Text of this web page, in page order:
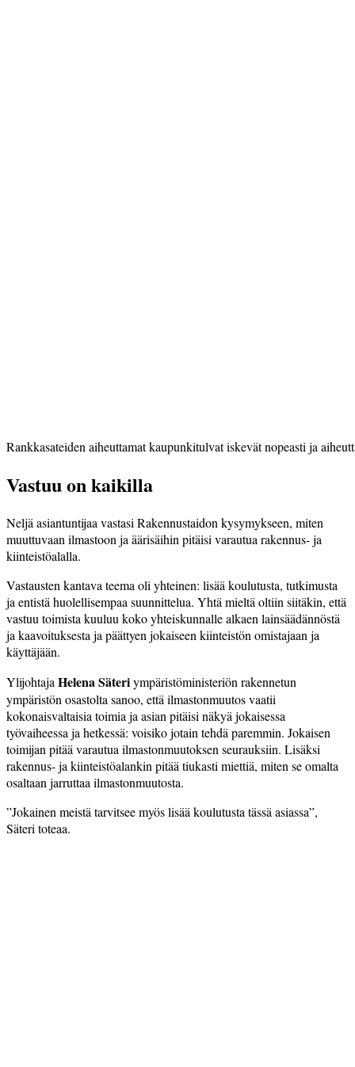
Rankkasateiden aiheuttamat kaupunkitulvat iskevät nopeasti ja
Vastuu on kaikilla
Neljä asiantuntijaa vastasi Rakennustaidon kysymykseen, miten
muuttuvaan ilmastoon ja äärisäihin pitäisi varautua rakennus- ja
kiinteistöalalla.
Vastausten kantava teema oli yhteinen: lisää koulutusta, tutkimusta
ja entistä huolellisempaa suunnittelua. Yhtä mieltä oltiin siitäkin, että
vastuu toimista kuuluu koko yhteiskunnalle alkaen lainsäädännöstä
ja kaavoituksesta ja päättyen jokaiseen kiinteistön omistajaan ja
käyttäjään.
Ylijohtaja Helena Säteriympäristöministeriön rakennetun
ympäristön osastolta sanoo, että ilmastonmuutos vaatii
kokonaisvaltaisia toimia ja asian pitäisi näkyä jokaisessa
työvaiheessa ja hetkessä: voisiko jotain tehdä paremmin. Jokaisen
toimijan pitää varautua ilmastonmuutoksen seurauksiin. Lisäksi
rakennus- ja kiinteistöalankin pitää tiukasti miettiä, miten se omalta
osaltaan jarruttaa ilmastonmuutosta.
”Jokainen meistä tarvitsee myös lisää koulutusta tässä asiassa”,
Säteri toteaa.